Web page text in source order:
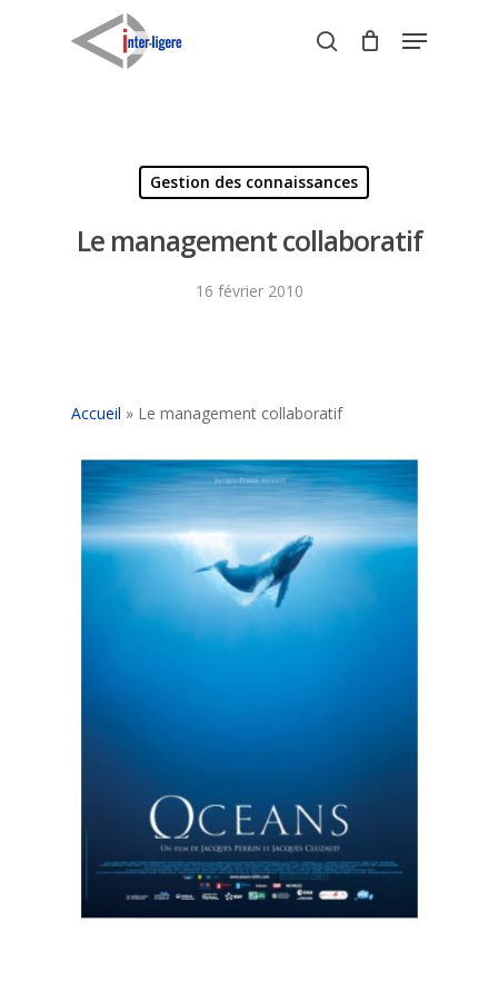
search
Menu
Gestion des connaissances
Le management collaboratif
16 février 2010
Accueil » Le management collaboratif